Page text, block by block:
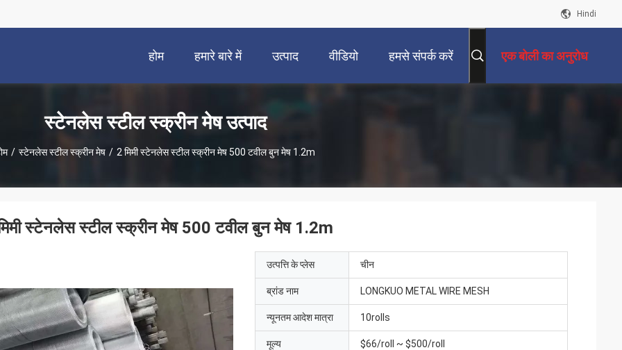
Hindi
होम हमारे बारे में उत्पाद वीडियो हमसे संपर्क करें एक बोली का अनुरोध
स्टेनलेस स्टील स्क्रीन मेष उत्पाद
/ स्टेनलेस स्टील स्क्रीन मेष / 2 मिमी स्टेनलेस स्टील स्क्रीन मेष 500 टवील बुन मेष 1.2m
स्टेनलेस स्टील स्क्रीन मेष 500 टवील बुन मेष 1.2m
उत्पत्ति के प्लेस चीन
ब्रांड नाम LONGKUO METAL WIRE MESH
न्यूनतम आदेश मात्रा 10rolls
मूल्य $66/roll ~ $500/roll